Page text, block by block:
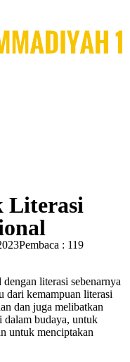
Literasi
Pembaca : 119
literasi sebenarnya
dari kemampuan literasi
dan juga melibatkan
dalam budaya, untuk
untuk menciptakan